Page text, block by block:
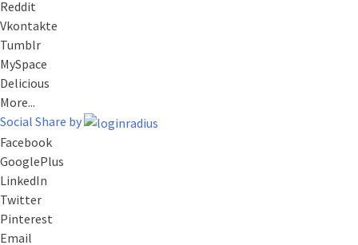
Reddit
Vkontakte
Tumblr
MySpace
Delicious
More...
Social Share by
Facebook
GooglePlus
LinkedIn
Twitter
Pinterest
Email